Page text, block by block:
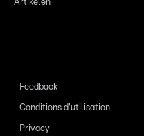
Artikelen
Feedback
Conditions d'utilisation
Privacy